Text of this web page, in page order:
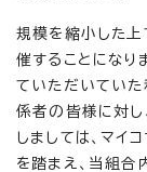
規模を縮小した上
催することになり
ていただいていた
係者の皆様に対し
しましては、マイ
を踏まえ、当組合